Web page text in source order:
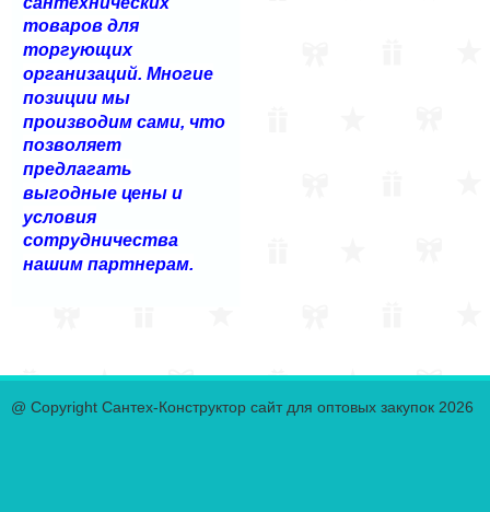
товаров для
торгующих
организаций. Многие
позиции мы
производим сами, что
позволяет
предлагать
выгодные цены и
условия
сотрудничества
нашим партнерам.
@ Copyright Сантех-Конструктор сайт для оптовых закупок 2026